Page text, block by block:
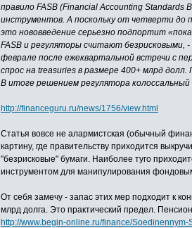
правило FASB (Financial Accounting
инструментов. А поскольку от четверти до
это нововведение серьезно подпортит
FASB и регуляторы считают безрисковыми,
феврале после ежеквартальной встречи с
спрос на treasuries в размере 400+ млрд
В итоге решением регулятора
http://financeguru.ru/news/1756/view.html
Статья вовсе не алармистская (обычный
картину, где правительству приходится
"безрисковые" бумаги. Наиболее туго
инструментом для манипулирования
От себя замечу - запас этих мер подходит к
млрд долга. Это практический предел.
http://www.begin-online.ru/finance/